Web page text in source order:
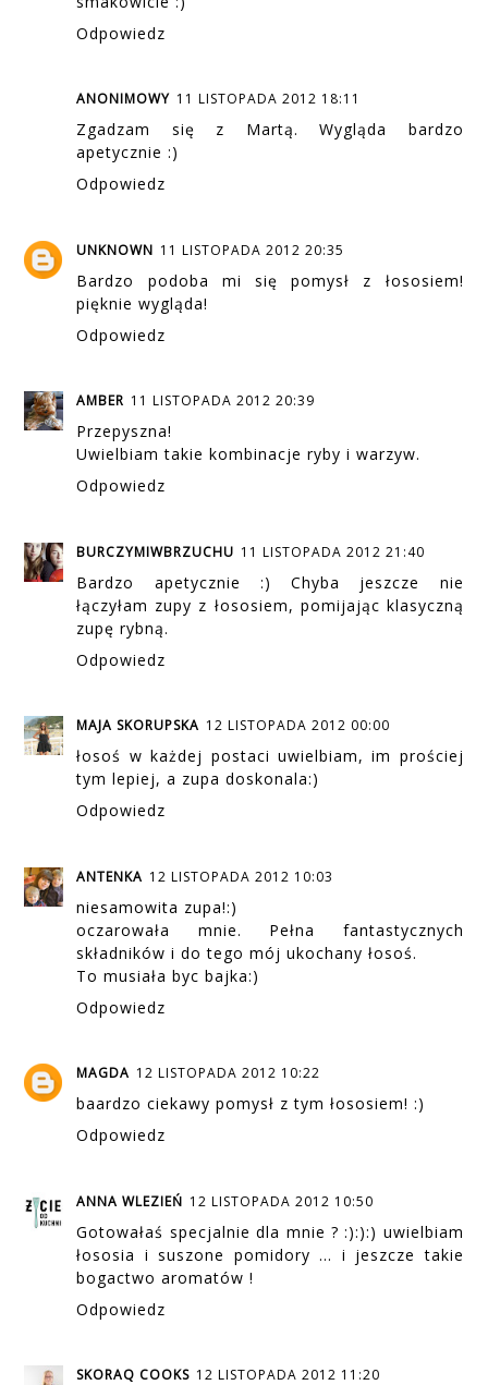
Odpowiedz
ANONIMOWY 11 LISTOPADA 2012 18:11
Zgadzam się z Martą. Wygląda bardzo
apetycznie :)
Odpowiedz
UNKNOWN 11 LISTOPADA 2012 20:35
Bardzo podoba mi się pomysł z łososiem!
pięknie wygląda!
Odpowiedz
AMBER 11 LISTOPADA 2012 20:39
Przepyszna!
Uwielbiam takie kombinacje ryby i warzyw.
Odpowiedz
BURCZYMIWBRZUCHU 11 LISTOPADA 2012 21:40
Bardzo apetycznie :) Chyba jeszcze nie
łączyłam zupy z łososiem, pomijając klasyczną
zupę rybną.
Odpowiedz
MAJA SKORUPSKA 12 LISTOPADA 2012 00:00
łosoś w każdej postaci uwielbiam, im prościej
tym lepiej, a zupa doskonala:)
Odpowiedz
ANTENKA 12 LISTOPADA 2012 10:03
niesamowita zupa!:)
oczarowała mnie. Pełna fantastycznych
składników i do tego mój ukochany łosoś.
To musiała byc bajka:)
Odpowiedz
MAGDA 12 LISTOPADA 2012 10:22
baardzo ciekawy pomysł z tym łososiem! :)
Odpowiedz
ANNA WLEZIEŃ 12 LISTOPADA 2012 10:50
Gotowałaś specjalnie dla mnie ? :):):) uwielbiam
łososia i suszone pomidory ... i jeszcze takie
bogactwo aromatów !
Odpowiedz
SKORAQ COOKS 12 LISTOPADA 2012 11:20